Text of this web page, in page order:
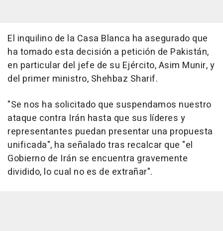
El inquilino de la Casa Blanca ha asegurado que
ha tomado esta decisión a petición de Pakistán,
en particular del jefe de su Ejército, Asim Munir, y
del primer ministro, Shehbaz Sharif.
"Se nos ha solicitado que suspendamos nuestro
ataque contra Irán hasta que sus líderes y
representantes puedan presentar una propuesta
unificada", ha señalado tras recalcar que "el
Gobierno de Irán se encuentra gravemente
dividido, lo cual no es de extrañar".